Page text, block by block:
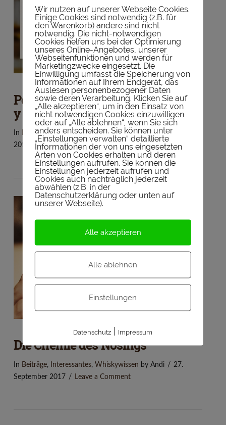
VIEW POST
Peatside 5 Jahre – That Boutique-
y Whisky Company (TBWC)
In Blend, Schottland,Tastingby Whiskytasters
1. Oktober
2017
Leave a Comment
Die Chemie des Nosings
In Beiträge, Interessantes, Whiskywissen by Andi
27.
September 2017
Leave a Comment
Wir nutzen auf unserer Webseite Cookies.
Einige Cookies sind notwendig (z.B. für
den Warenkorb) andere sind nicht
notwendig. Die nicht-notwendigen
Cookies helfen uns bei der Optimierung
unseres Online-Angebotes, unserer
Webseitenfunktionen und werden für
Marketingzwecke eingesetzt. Die
Einwilligung umfasst die Speicherung von
Informationen auf Ihrem Endgerät, das
Auslesen personenbezogener Daten
sowie deren Verarbeitung. Klicken Sie auf
„Alle akzeptieren“, um in den Einsatz von
nicht notwendigen Cookies einzuwilligen
oder auf „Alle ablehnen“, wenn Sie sich
anders entscheiden. Sie können unter
„Einstellungen verwalten“ detaillierte
Informationen der von uns eingesetzten
Arten von Cookies erhalten und deren
Einstellungen aufrufen. Sie können die
Einstellungen jederzeit aufrufen und
Cookies auch nachträglich jederzeit
abwählen (z.B. in der
Datenschutzerklärung oder unten auf
unserer Webseite).
Alle akzeptieren
Alle ablehnen
Einstellungen
Datenschutz Impressum